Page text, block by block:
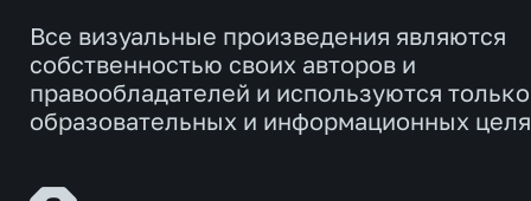
Все визуальные произведения являются
собственностью своих авторов и
правообладателей и используются
образовательных и информационных